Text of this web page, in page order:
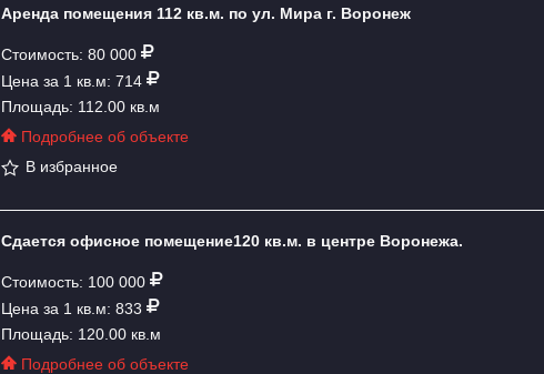
Аренда помещения 112 кв.м. по ул. Мира г. Воронеж
Стоимость: 80 000
Цена за 1 кв.м: 714
Площадь: 112.00 кв.м
Подробнее об объекте
В избранное
Сдается офисное помещение120 кв.м. в центре Воронежа.
Стоимость: 100 000
Цена за 1 кв.м: 833
Площадь: 120.00 кв.м
Подробнее об объекте